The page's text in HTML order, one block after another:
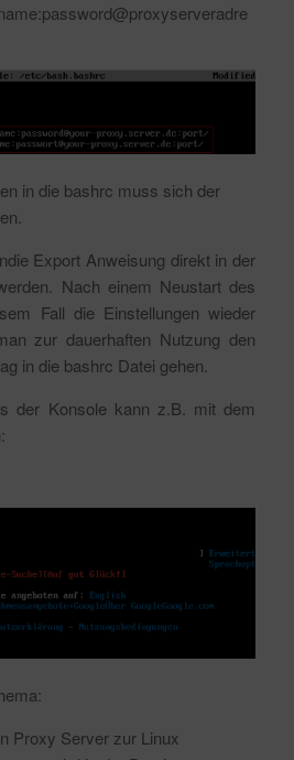
in die bashrc muss sich der
Export Anweisung direkt in der
Nach einem Neustart des
Fall die Einstellungen wieder
zur dauerhaften Nutzung den
in die bashrc Datei gehen.
der Konsole kann z.B. mit dem
Proxy Server zur Linux